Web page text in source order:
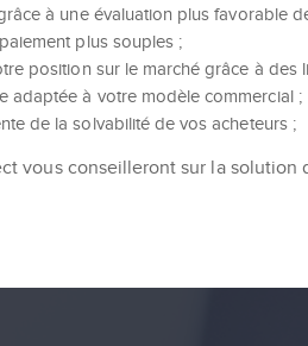
à une évaluation plus favorable
plus souples ;
position sur le marché grâce à des
adaptée à votre modèle commercial ;
de la solvabilité de vos acheteurs ;
vous conseilleront sur la